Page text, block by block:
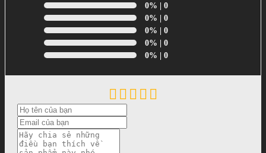
0% | 0
0% | 0
0% | 0
0% | 0
0% | 0